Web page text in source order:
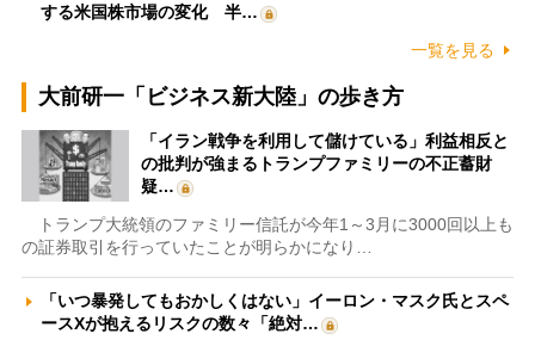
する米国株市場の変化 半…
一覧を見る
大前研一「ビジネス新大陸」の歩き方
「イラン戦争を利用して儲けている」利益相反と
の批判が強まるトランプファミリーの不正蓄財
疑…
トランプ大統領のファミリー信託が今年1～3月に3000回以上も
の証券取引を行っていたことが明らかになり…
「いつ暴発してもおかしくはない」イーロン・マスク氏とスペ
ースXが抱えるリスクの数々「絶対…